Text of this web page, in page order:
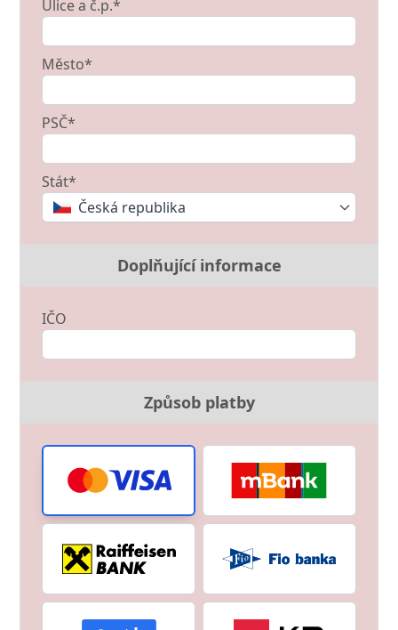
Ulice a č.p.*
Město*
PSČ*
Stát*
Česká republika
Doplňující informace
IČO
Způsob platby